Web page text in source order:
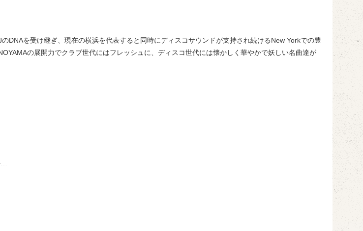
DNAを受け継ぎ、現在の横浜を代表すると同時にディスコサウンドが支持され続けるNew Yorkでの豊
の展開力でクラブ世代にはフレッシュに、ディスコ世代には懐かしく華やかで妖しい名曲達が